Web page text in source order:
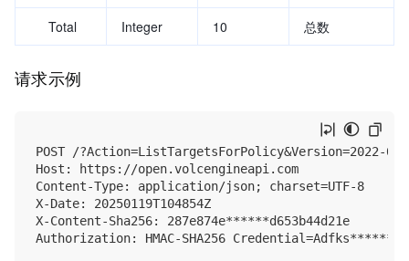
Total Integer 10 总数
请求示例
POST /?Action=ListTargetsForPolicy&Version=2022-01-
Host: https://open.volcengineapi.com
Content-Type: application/json; charset=UTF-8
X-Date: 20250119T104854Z
X-Content-Sha256: 287e874e******d653b44d21e
Authorization: HMAC-SHA256